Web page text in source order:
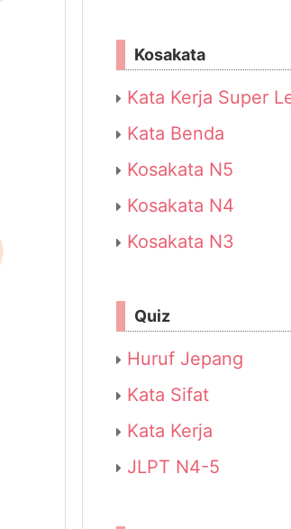
Kosakata
Kata Kerja Super
Kata Benda
Kosakata N5
Kosakata N4
Kosakata N3
Quiz
Huruf Jepang
Kata Sifat
Kata Kerja
JLPT N4-5